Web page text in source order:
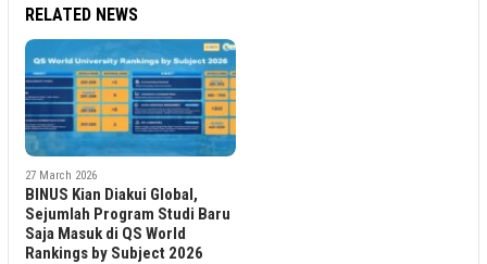
RELATED NEWS
27 March 2026
BINUS Kian Diakui Global,
Sejumlah Program Studi Baru
Saja Masuk di QS World
Rankings by Subject 2026